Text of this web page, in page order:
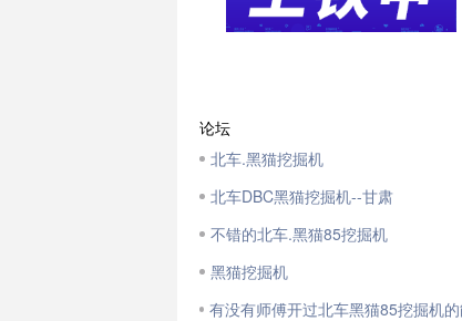
论坛
北车.黑猫挖掘机
北车DBC黑猫挖掘机--甘肃
不错的北车.黑猫85挖掘机
黑猫挖掘机